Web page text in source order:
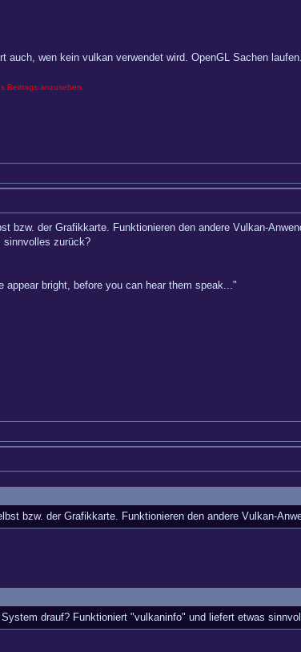
wen kein vulkan verwendet wird. OpenGL Sachen
Beitrags anzusehen.
bzw. der Grafikkarte. Funktionieren den andere Vulkan-
sinnvolles zurück?
bright, before you can hear them speak..."
bzw. der Grafikkarte. Funktionieren den andere Vulkan-
drauf? Funktioniert "vulkaninfo" und liefert etwas